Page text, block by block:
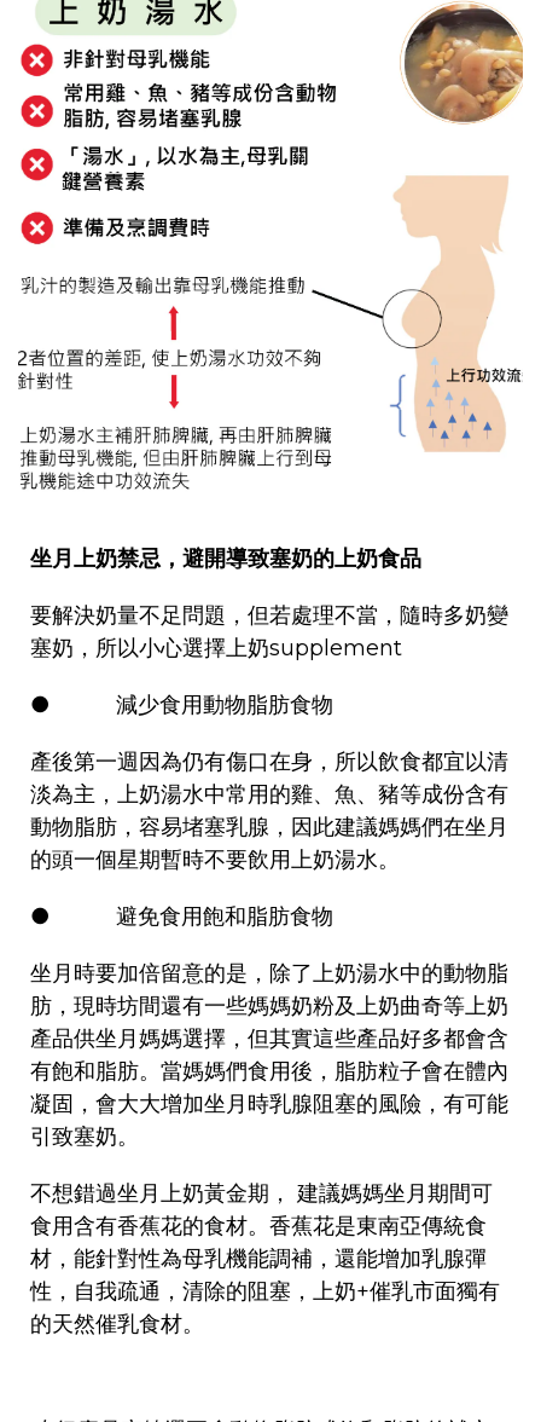
坐月上奶禁忌，避開導致塞奶的上奶食品
要解決奶量不足問題，但若處理不當，隨時多奶變
塞奶，所以小心選擇上奶supplement
● 減少食用動物脂肪食物
產後第一週因為仍有傷口在身，所以飲食都宜以清
淡為主，上奶湯水中常用的雞、魚、豬等成份含有
動物脂肪，容易堵塞乳腺，因此建議媽媽們在坐月
的頭一個星期暫時不要飲用上奶湯水。
● 避免食用飽和脂肪食物
坐月時要加倍留意的是，除了上奶湯水中的動物脂
肪，現時坊間還有一些媽媽奶粉及上奶曲奇等上奶
產品供坐月媽媽選擇，但其實這些產品好多都會含
有飽和脂肪。當媽媽們食用後，脂肪粒子會在體內
凝固，會大大增加坐月時乳腺阻塞的風險，有可能
引致塞奶。
不想錯過坐月上奶黃金期 ， 建議媽媽坐月期間可
食用含有香蕉花的食材。香蕉花是東南亞傳統食
材，能針對性為母乳機能調補，還能增加乳腺彈
性，自我疏通，清除的阻塞，上奶+催乳市面獨有
的天然催乳食材。